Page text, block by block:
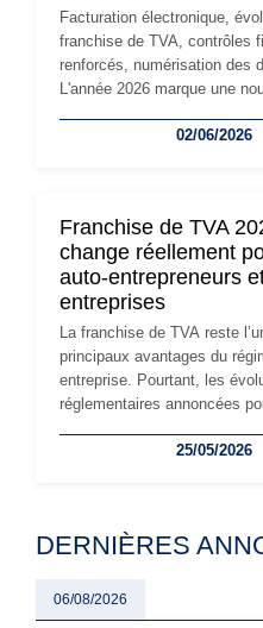
Facturation électronique,
franchise de TVA, contrôles
renforcés, numérisation des
L'année 2026 marque une
travailleurs indépendants. Si
réglementaire plus exigeant.
principaux changements et
à prendre pour éviter les
surprises.
02/06/2026
Franchise de TVA
change réellement
auto-entrepreneurs
entreprises
La franchise de TVA reste
principaux avantages du
entreprise. Pourtant, les
réglementaires annoncées
les auto-entrepreneurs,
évoluent dans un contexte
oblige les indépendants à
particulièrement vigilants.
25/05/2026
DERNIÈRES
06/08/2026